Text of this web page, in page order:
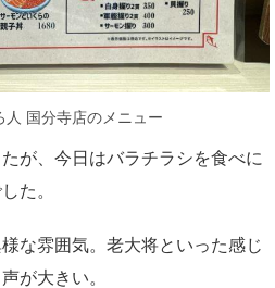
人 国分寺店のメニュー
が、今日はバラチラシを食べに
た。
な雰囲気。老大将といった感じ
が大きい。